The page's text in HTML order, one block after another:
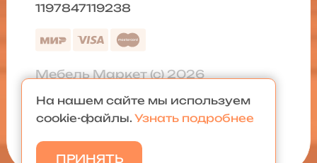
1197847119238
Мебель Маркет (с) 2026
Политика конфиденциальности
Карта сайта
На нашем сайте мы используем
cookie-файлы. Узнать подробнее
ПРИНЯТЬ